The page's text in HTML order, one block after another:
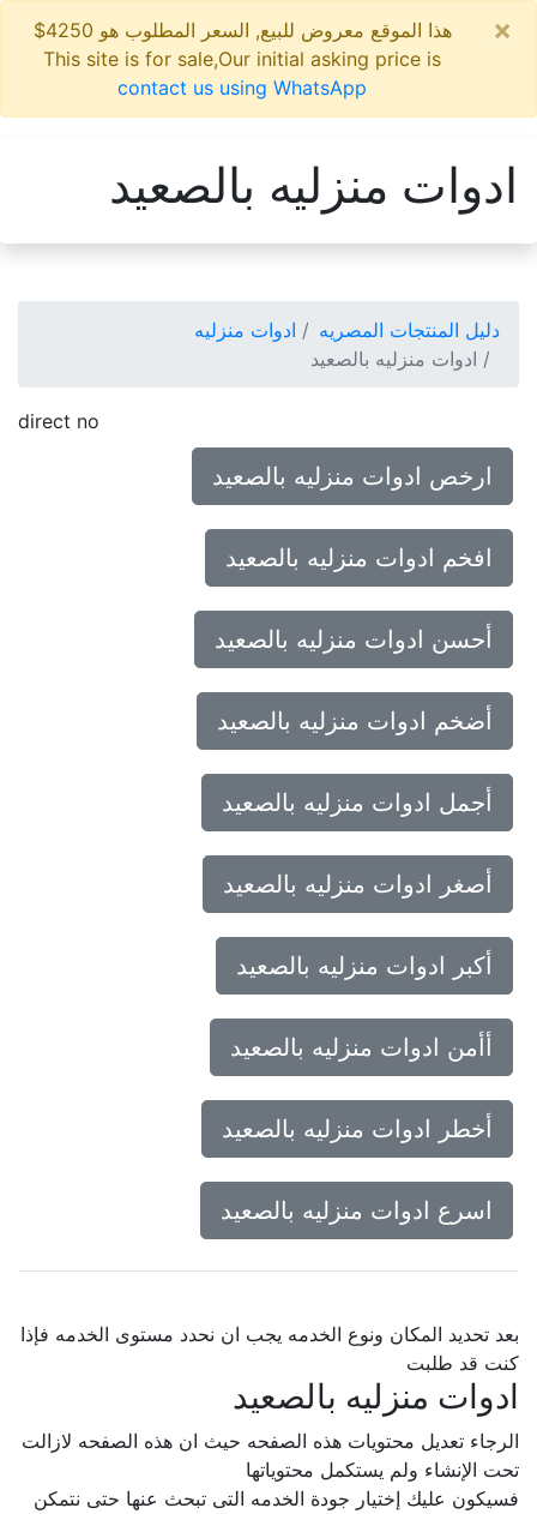
هذا الموقع معروض للبيع, السعر المطلوب هو 4250$
This site is for sale,Our initial asking price is
contact us using WhatsApp
ادوات منزليه بالصعيد
دليل المنتجات المصريه
ادوات منزليه
ادوات منزليه بالصعيد
direct no
ارخص ادوات منزليه بالصعيد
افخم ادوات منزليه بالصعيد
أحسن ادوات منزليه بالصعيد
أضخم ادوات منزليه بالصعيد
أجمل ادوات منزليه بالصعيد
أصغر ادوات منزليه بالصعيد
أكبر ادوات منزليه بالصعيد
أأمن ادوات منزليه بالصعيد
أخطر ادوات منزليه بالصعيد
اسرع ادوات منزليه بالصعيد
بعد تحديد المكان ونوع الخدمه يجب ان نحدد مستوى الخدمه فإذا
كنت قد طلبت
ادوات منزليه بالصعيد
الرجاء تعديل محتويات هذه الصفحه حيث ان هذه الصفحه لازالت
تحت الإنشاء ولم يستكمل محتوياتها
فسيكون عليك إختيار جودة الخدمه التى تبحث عنها حتى نتمكن